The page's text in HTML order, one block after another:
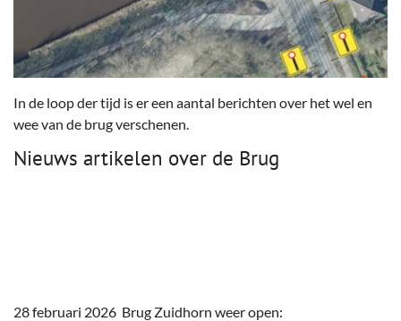
In de loop der tijd is er een aantal berichten over het wel en
wee van de brug verschenen.
Nieuws artikelen over de Brug
28 februari 2026 Brug Zuidhorn weer open: